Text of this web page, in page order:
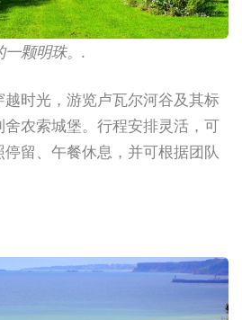
颗明珠。.
时光，游览卢瓦尔河谷及其标
农索城堡。行程安排灵活，可
留、午餐休息，并可根据团队